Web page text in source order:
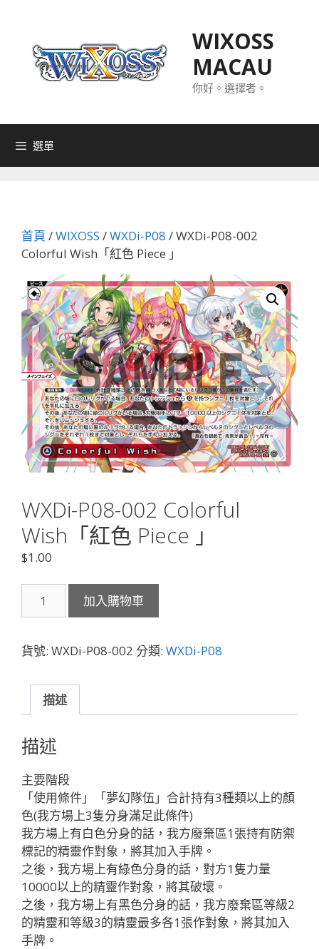
WIXOSS
MACAU
你好。選擇者。
選單
首頁 /WIXOSS /WXDi-P08 / WXDi-P08-002
Colorful Wish「紅色 Piece 」
WXDi-P08-002 Colorful
Wish「紅色 Piece 」
$1.00
P08-
Colorful
色
Piece
」
數
量
加入購物車
貨號: WXDi-P08-002 分類: WXDi-P08
描述
描述
主要階段
「使用條件」「夢幻隊伍」合計持有3種類以上的顏
色(我方場上3隻分身滿足此條件)
我方場上有白色分身的話，我方廢棄區1張持有防禦
標記的精靈作對象，將其加入手牌。
之後，我方場上有綠色分身的話，對方1隻力量
10000以上的精靈作對象，將其破壞。
之後，我方場上有黑色分身的話，我方廢棄區等級2
的精靈和等級3的精靈最多各1張作對象，將其加入
手牌。